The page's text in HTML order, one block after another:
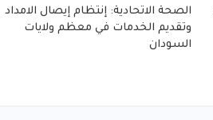
الصحة الاتحادية: إنتظام إيصال الامداد
وتقديم الخدمات في معظم ولايات
السودان